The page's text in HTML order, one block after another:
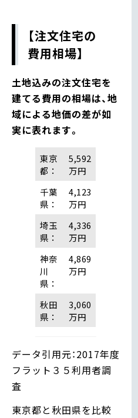
【注文住宅の
費用相場】
土地込みの注文住宅を
建てる費用の相場は、地
域による地価の差が如
実に表れます。
東京
都：
5,592
万円
千葉
県：
4,123
万円
埼玉
県：
4,336
万円
神奈
川
県：
4,869
万円
秋田
県：
3,060
万円
データ引用元：2017年度
フラット３５利用者調
査
東京都と秋田県を比較